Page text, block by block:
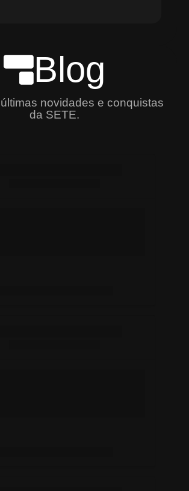
Blog
novidades e conquistas
da SETE.